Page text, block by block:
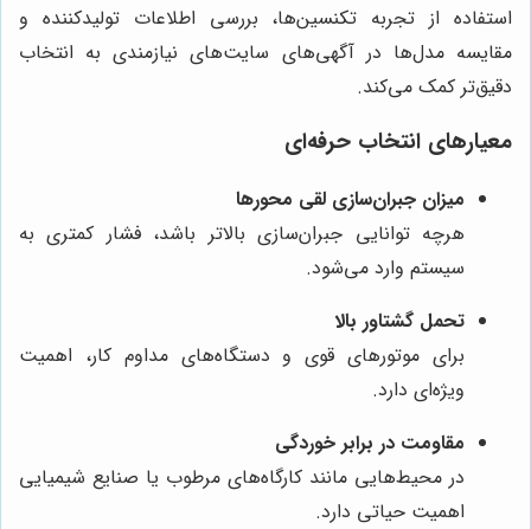
استفاده از تجربه تکنسین‌ها، بررسی اطلاعات تولیدکننده و
مقایسه مدل‌ها در آگهی‌های سایت‌های نیازمندی به انتخاب
دقیق‌تر کمک می‌کند.
معیارهای انتخاب حرفه‌ای
میزان جبران‌سازی لقی محورها
هرچه توانایی جبران‌سازی بالاتر باشد، فشار کمتری به
سیستم وارد می‌شود.
تحمل گشتاور بالا
برای موتورهای قوی و دستگاه‌های مداوم کار، اهمیت
ویژه‌ای دارد.
مقاومت در برابر خوردگی
در محیط‌هایی مانند کارگاه‌های مرطوب یا صنایع شیمیایی
اهمیت حیاتی دارد.